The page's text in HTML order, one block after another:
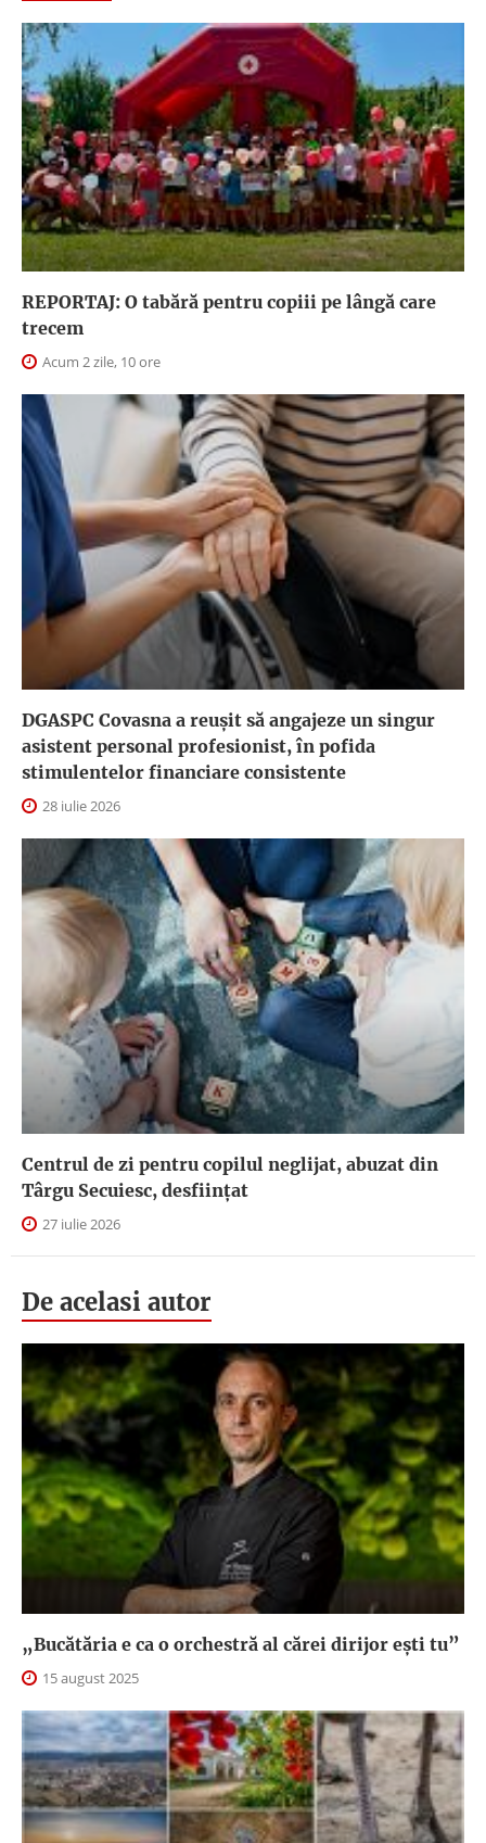
REPORTAJ: O tabără pentru copiii pe lângă care
trecem
Acum 2 zile, 10 ore
DGASPC Covasna a reuşit să angajeze un singur
asistent personal profesionist, în pofida
stimulentelor financiare consistente
28 iulie 2026
Centrul de zi pentru copilul neglijat, abuzat din
Târgu Secuiesc, desfiinţat
27 iulie 2026
De acelasi autor
„Bucătăria e ca o orchestră al cărei dirijor ești tu”
15 august 2025